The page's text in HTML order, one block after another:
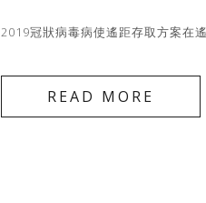
2019冠狀病毒病使遙距存取方案在
READ MORE